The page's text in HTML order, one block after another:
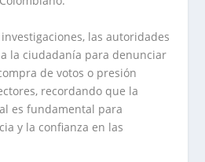
las autoridades
la ciudadanía para denunciar
de votos o presión
recordando que la
es fundamental para
y la confianza en las